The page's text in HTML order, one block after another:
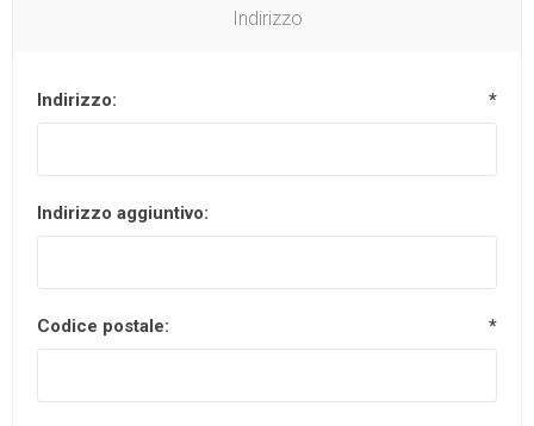
Indirizzo
Indirizzo: *
Indirizzo aggiuntivo:
Codice postale: *